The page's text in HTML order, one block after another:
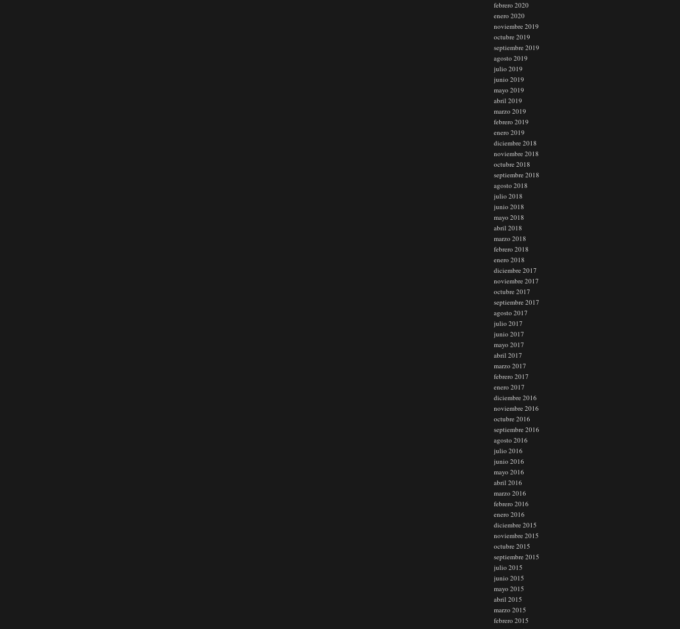
febrero 2020
enero 2020
noviembre 2019
octubre 2019
septiembre 2019
agosto 2019
julio 2019
junio 2019
mayo 2019
abril 2019
marzo 2019
febrero 2019
enero 2019
diciembre 2018
noviembre 2018
octubre 2018
septiembre 2018
agosto 2018
julio 2018
junio 2018
mayo 2018
abril 2018
marzo 2018
febrero 2018
enero 2018
diciembre 2017
noviembre 2017
octubre 2017
septiembre 2017
agosto 2017
julio 2017
junio 2017
mayo 2017
abril 2017
marzo 2017
febrero 2017
enero 2017
diciembre 2016
noviembre 2016
octubre 2016
septiembre 2016
agosto 2016
julio 2016
junio 2016
mayo 2016
abril 2016
marzo 2016
febrero 2016
enero 2016
diciembre 2015
noviembre 2015
octubre 2015
septiembre 2015
julio 2015
junio 2015
mayo 2015
abril 2015
marzo 2015
febrero 2015